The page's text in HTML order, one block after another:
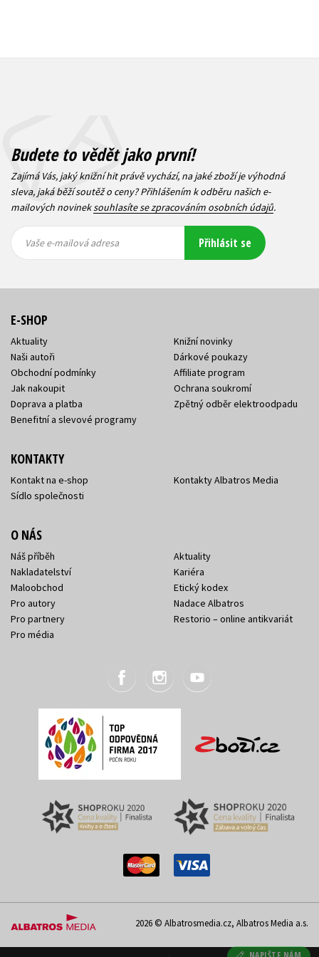
Budete to vědět jako první!
Zajímá Vás, jaký knižní hit právě vychází, na jaké zboží je výhodná
sleva, jaká běží soutěž o ceny? Přihlášením k odběru našich e-
mailových novineksouhlasíte se zpracováním osobních údajů.
mailová
mailová
Vaše e-mailová adresa Přihlásit se
E-SHOP
Aktuality
Naši autoři
Obchodní podmínky
Jak nakoupit
Doprava a platba
Benefitní a slevové programy
Knižní novinky
Dárkové poukazy
Affiliate program
Ochrana soukromí
Zpětný odběr elektroodpadu
KONTAKTY
Kontakt na e-shop
Sídlo společnosti
Kontakty Albatros Media
O NÁS
Náš příběh
Nakladatelství
Maloobchod
Pro autory
Pro partnery
Pro média
Aktuality
Kariéra
Etický kodex
Nadace Albatros
Restorio – online antikvariát
2026 © Albatrosmedia.cz, Albatros Media a.s.